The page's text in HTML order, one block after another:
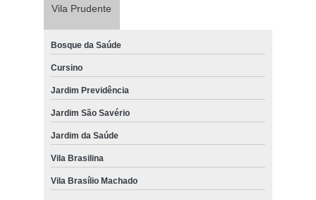
Vila Prudente
Bosque da Saúde
Cursino
Jardim Previdência
Jardim São Savério
Jardim da Saúde
Vila Brasilina
Vila Brasílio Machado